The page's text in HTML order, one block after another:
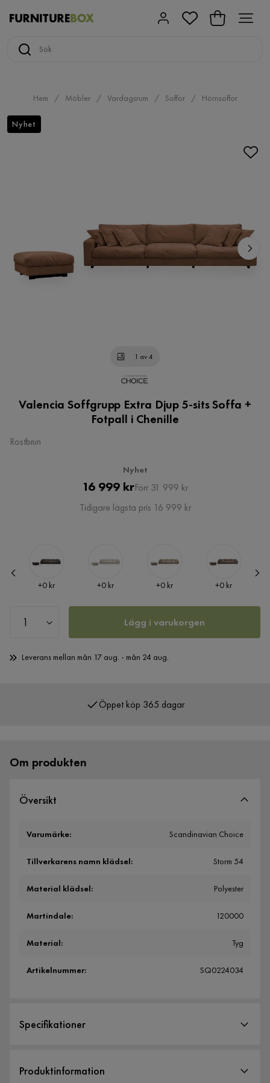
Hem Möbler Vardagsrum Soffor Hörnsoffor
Nyhet
1 av 4
Valencia Soffgrupp Extra Djup 5-sits Soffa +
Fotpall i Chenille
Rostbrun
Nyhet
Pris
16 999 krOriginal
Pris
Förr 31 999 kr
Tidigare lägsta pris 16 999 kr
Pris
+0 kr Pris
+0 kr Pris
+0 kr Pris
+0 kr
Lägg i varukorgen
Leverans mellan mån 17 aug. - mån 24 aug.
Om produkten
Översikt
Varumärke: Scandinavian Choice
Tillverkarens namn klädsel: Storm 54
Material klädsel: Polyester
Martindale: 120000
Material: Tyg
Artikelnummer: SQ0224034
Specifikationer
Material
Produktinformation